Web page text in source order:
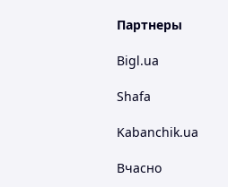
Партнеры
Bigl.ua
Shafa
Kabanchik.ua
Вчасно